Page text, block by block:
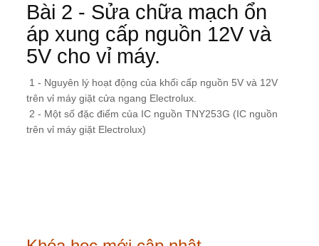
Bài 2 - Sửa chữa mạch ổn
áp xung cấp nguồn 12V và
5V cho vỉ máy.
1 - Nguyên lý hoạt động của khối cấp nguồn 5V và 12V
trên vỉ máy giặt cửa ngang Electrolux.
2 - Một số đặc điểm của IC nguồn TNY253G (IC nguồn
trên vỉ máy giặt Electrolux)